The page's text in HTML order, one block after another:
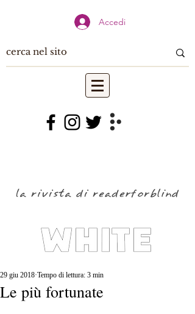
Accedi
Le più fortunate
29 giu 2018 Tempo di lettura: 3 min